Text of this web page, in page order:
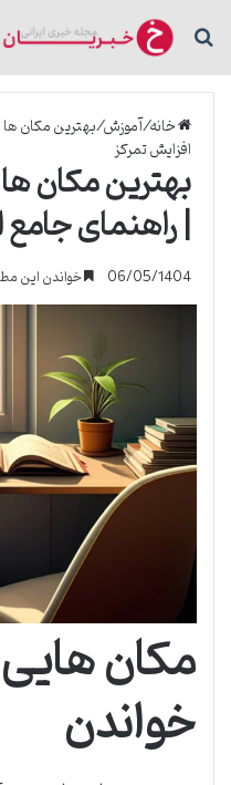
جستجو برای
خانه/آموزش/بهترین مکان
افزایش تمرکز
بهترین مکان
| راهنمای
06/05/1404 خواندن این مطلب 13 دقیقه
مکان
خواندن